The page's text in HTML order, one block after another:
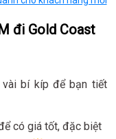
đi Gold Coast
bí kíp để bạn tiết
có giá tốt, đặc biệt